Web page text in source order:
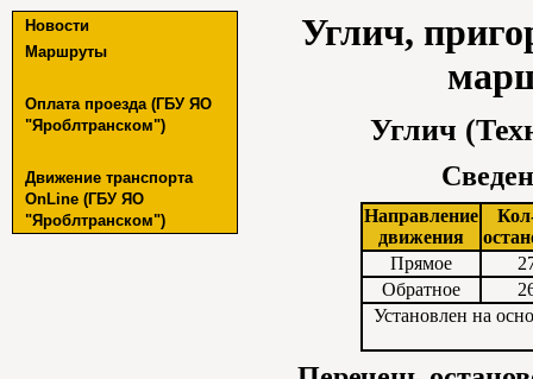
Новости
Маршруты
Оплата проезда (ГБУ ЯО
"Яроблтранском")
Движение транспорта
OnLine (ГБУ ЯО
"Яроблтранском")
Углич,
Углич
Направление
движения
Прямое
Обратное
Установлен на